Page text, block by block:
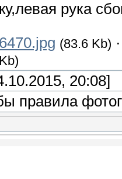
рука
(83.6 Kb)
20:08]
правила